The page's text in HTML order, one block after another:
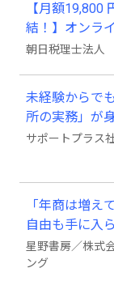
【月額19,800
結！】オンラ
「Wiz サポ」
朝日税理士法人
未経験からで
所の実務」が
2026年9月開講
サポートプラス
「年商は増え
自由も手に入
競わず 市場を
星野書房／株式
ング